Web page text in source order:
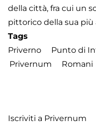
della città, fra cui un
pittorico della sua più
Tags
Priverno
Punto di
Privernum
Romani
Iscriviti a Privernum